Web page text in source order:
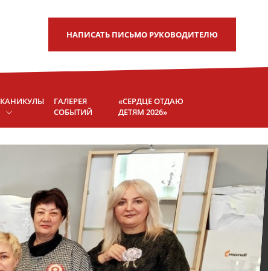
НАПИСАТЬПИСЬМО РУКОВОДИТЕЛЮ
КАНИКУЛЫ
ГАЛЕРЕЯ
СОБЫТИЙ
«СЕРДЦЕ ОТДАЮ
ДЕТЯМ 2026»